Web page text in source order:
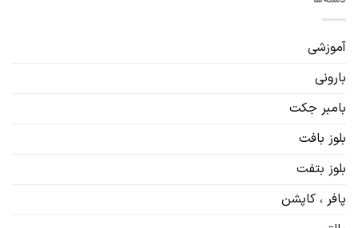
آموزشی
بارونی
بامبر جکت
بلوز بافت
بلوز بتفت
پافر ، کاپشن